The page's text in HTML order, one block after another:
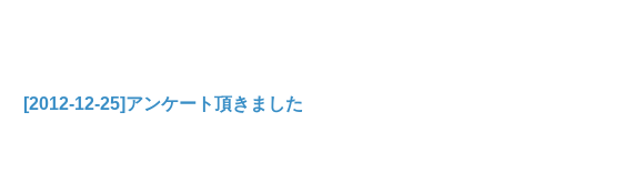
[2012-12-25]アンケート頂きました